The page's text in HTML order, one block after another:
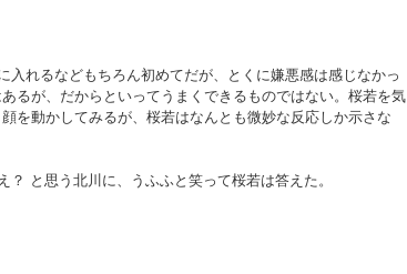
れるなどもちろん初めてだが、とくに嫌悪感は感じなかっ
るが、だからといってうまくできるものではない。桜若を気
を動かしてみるが、桜若はなんとも微妙な反応しか示さな
と思う北川に、うふふと笑って桜若は答えた。